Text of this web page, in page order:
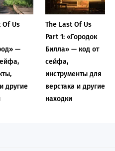
Of Us
—
другие
The Last Of Us
Part 1: «Городок
Билла» — код от
сейфа,
инструменты для
верстака и другие
находки